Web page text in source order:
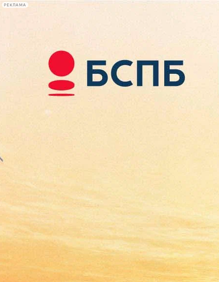
РЕКЛАМА
Сегодня:
2026.08.07
15:41
Афиша Plus